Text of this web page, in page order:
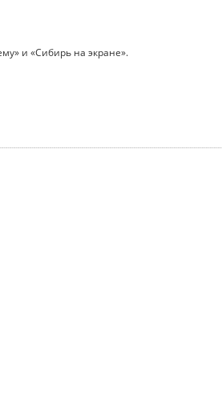
и «Сибирь на экране».